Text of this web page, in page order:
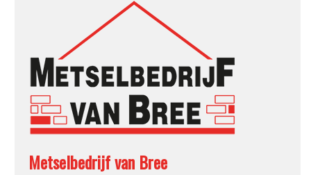
Metselbedrijf van Bree